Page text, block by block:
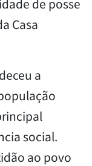
de posse
Casa
a
social.
ao povo